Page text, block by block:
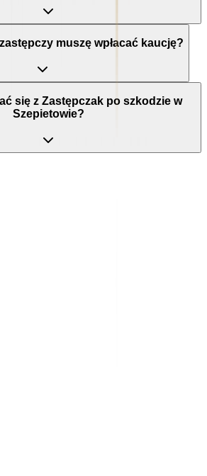
muszę wpłacać kaucję?
się z Zastępczak po szkodzie w
Szepietowie?